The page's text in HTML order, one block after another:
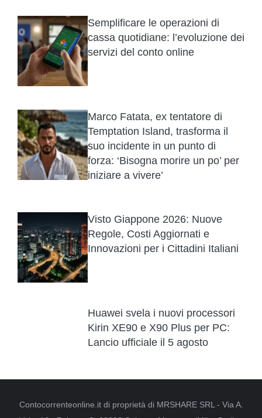
Semplificare le operazioni di
cassa quotidiane: l’evoluzione dei
servizi del conto online
Marco Fatata, ex tentatore di
Temptation Island, trasforma il
suo incidente in un punto di
forza: ‘Bisogna morire un po’ per
iniziare a vivere’
Visto Giappone 2026: Nuove
Regole, Costi Aggiornati e
Innovazioni per i Cittadini Italiani
Huawei svela i nuovi processori
Kirin XE90 e X90 Plus per PC:
Lancio ufficiale il 5 agosto
Contocorrenteonline.it di proprietà di MRSHARE SRL - Via A.